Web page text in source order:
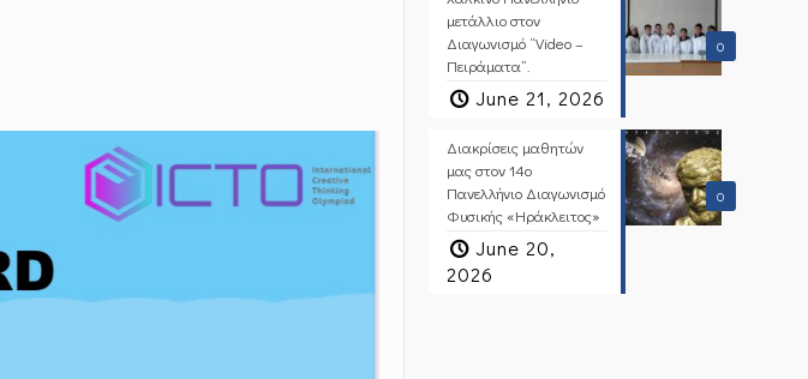
0
μετάλλιο στον
Διαγωνισμό “Video –
Πειράματα”.
June 21, 2026
0
Διακρίσεις μαθητών
μας στον 14ο
Πανελλήνιο Διαγωνισμό
Φυσικής «Ηράκλειτος»
June 20,
2026